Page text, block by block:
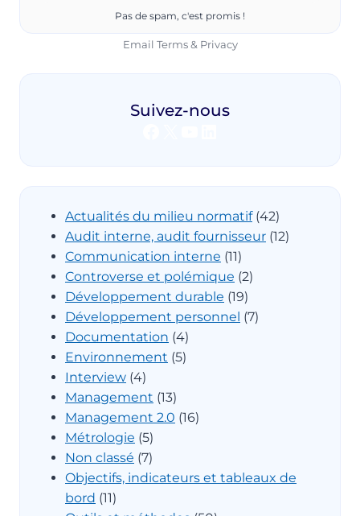
Pas de spam, c'est promis !
Email Terms& Privacy
Suivez-nous
Actualités du milieu normatif(42)
Audit interne, audit fournisseur (12)
Communication interne (11)
Controverse et polémique (2)
Développement durable (19)
Développement personnel (7)
Documentation (4)
Environnement (5)
Interview (4)
Management (13)
Management 2.0 (16)
Métrologie (5)
Non classé (7)
Objectifs, indicateurs et tableaux de
bord (11)